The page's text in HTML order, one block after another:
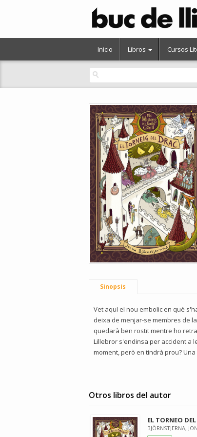
Inicio Libros Cursos
Sinopsis
Vet aquí el nou embolic en què
deixa de menjar-se membres de
quedarà ben rostit mentre ho
Lillebror s'endinsa per accident a
moment, però en tindrà prou?
Otros libros del autor
EL TORNEO
BJÖRNSTJERNA,